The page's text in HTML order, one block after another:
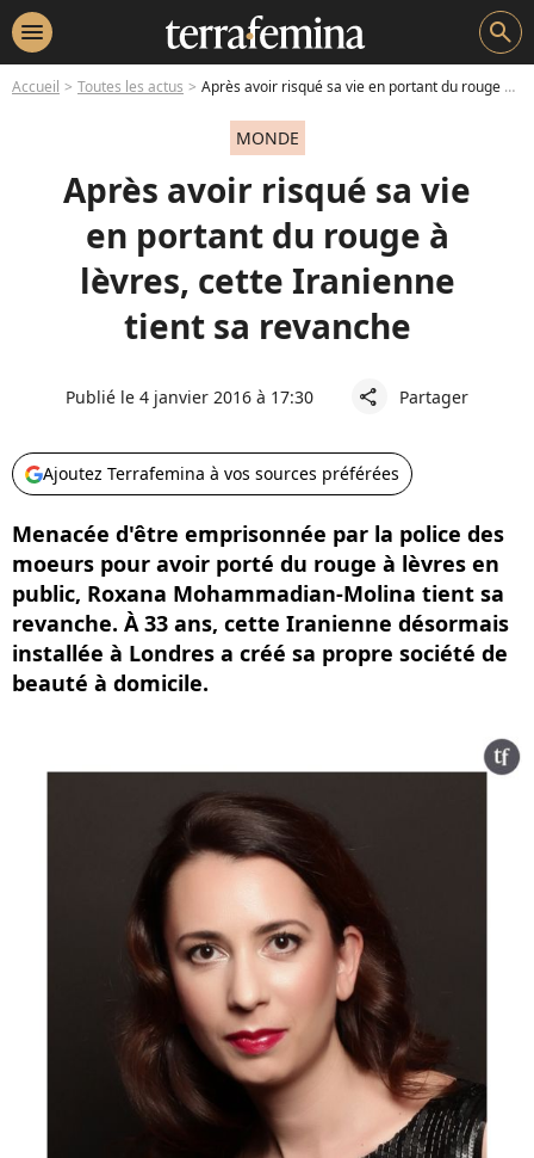
menu search
Accueil Toutes les actus Après avoir risqué sa vie en portant du rouge à lèvres, cette Iranienne tient sa revanche
MONDE
Après avoir risqué sa vie
en portant du rouge à
lèvres, cette Iranienne
tient sa revanche
Publié le 4 janvier 2016 à 17:30 share Partager
Ajoutez Terrafemina à vos sources préférées
Menacée d'être emprisonnée par la police des
moeurs pour avoir porté du rouge à lèvres en
public, Roxana Mohammadian-Molina tient sa
revanche. À 33 ans, cette Iranienne désormais
installée à Londres a créé sa propre société de
beauté à domicile.